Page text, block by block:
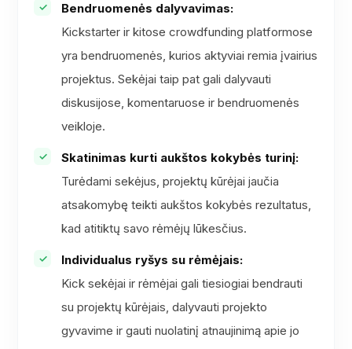
Bendruomenės dalyvavimas:
Kickstarter ir kitose crowdfunding platformose
yra bendruomenės, kurios aktyviai remia įvairius
projektus. Sekėjai taip pat gali dalyvauti
diskusijose, komentaruose ir bendruomenės
veikloje.
Skatinimas kurti aukštos kokybės turinį:
Turėdami sekėjus, projektų kūrėjai jaučia
atsakomybę teikti aukštos kokybės rezultatus,
kad atitiktų savo rėmėjų lūkesčius.
Individualus ryšys su rėmėjais:
Kick sekėjai ir rėmėjai gali tiesiogiai bendrauti
su projektų kūrėjais, dalyvauti projekto
gyvavime ir gauti nuolatinį atnaujinimą apie jo